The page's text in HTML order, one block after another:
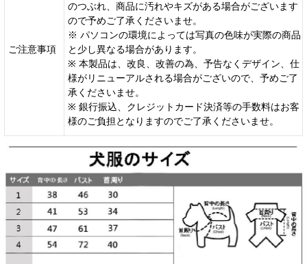
ご注意事項
のつぶれ、商品に汚れやキズがある場合がございます
ので予めご了承くださいませ。
※ パソコンの環境によっては写真の色味が実際の商品
と少し異なる場合があります。
※ 本製品は、改良、改善の為、予告なくデザイン、仕
様がリニューアルされる場合がございので、予めご了
承くださいませ。
※ 銀行振込、クレジットカード決済等の手数料はお客
様のご負担となりますのでご了承くださいませ。